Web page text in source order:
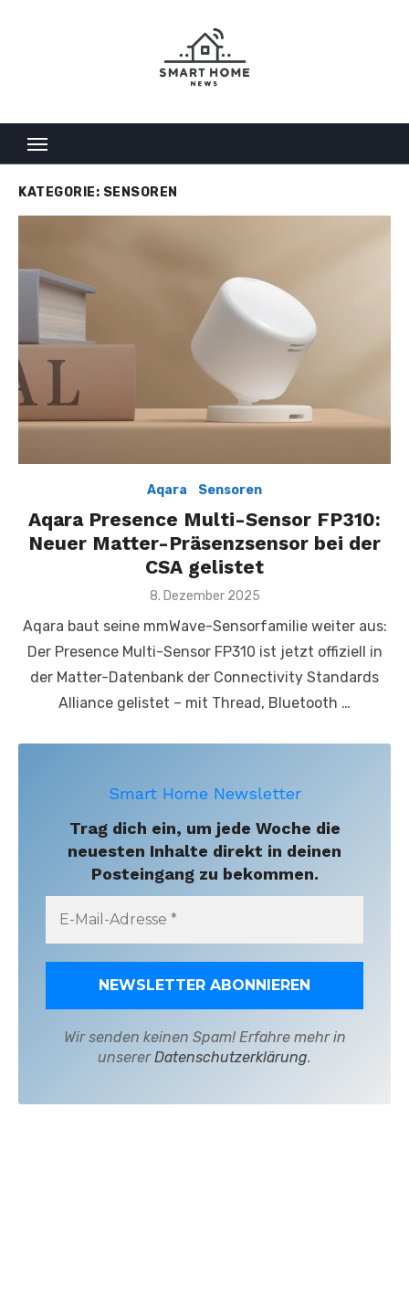
KATEGORIE: SENSOREN
Aqara Sensoren
Aqara Presence Multi-Sensor FP310:
Neuer Matter-Präsenzsensor bei der
CSA gelistet
Posted
8. Dezember 2025
Aqara baut seine mmWave-Sensorfamilie weiter aus:
Der Presence Multi-Sensor FP310 ist jetzt offiziell in
der Matter-Datenbank der Connectivity Standards
Alliance gelistet – mit Thread, Bluetooth …
Smart Home Newsletter
Trag dich ein, um jede Woche die
neuesten Inhalte direkt in deinen
Posteingang zu bekommen.
Wir senden keinen Spam! Erfahre mehr in
unsererDatenschutzerklärung.